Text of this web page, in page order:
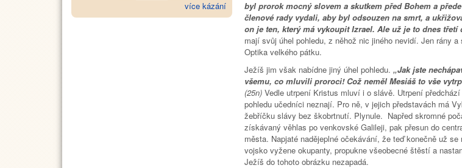
byl prorok mocný slovem a skutkem před Bohem a
členové rady vydali, aby byl odsouzen na smrt, a
on je ten, který má vykoupit Izrael. Ale už je to dnes třetí
mají svůj úhel pohledu, z něhož nic jiného nevidí. Jen rány
Optika velkého pátku.
Ježíš jim však nabídne jiný úhel pohledu. „Jak jste
všemu, co mluvili proroci! Což neměl Mesiáš to vše
(25n) Vedle utrpení Kristus mluví i o slávě. Utrpení
pohledu učedníci neznají. Pro ně, v jejich představách má
žebříčku slávy bez škobrtnutí. Plynule. Napřed skromné
získávaný věhlas po venkovské Galileji, pak přesun do
města. Napjaté nadějeplné očekávání, že teď konečně už se
vojsko vyžene okupanty, propukne všeobecné štěstí a
Ježíš do tohoto obrázku nezapadá.
více kázání